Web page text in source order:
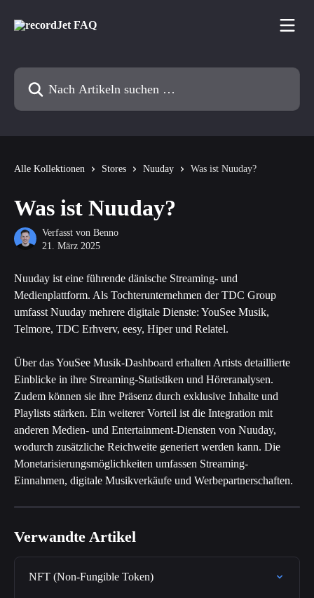
Nach Artikeln suchen …
Alle Kollektionen Stores Nuuday Was ist Nuuday?
Was ist Nuuday?
Verfasst von Benno
21. März 2025
Nuuday ist eine führende dänische Streaming- und
Medienplattform. Als Tochterunternehmen der TDC Group
umfasst Nuuday mehrere digitale Dienste: YouSee Musik,
Telmore, TDC Erhverv, eesy, Hiper und Relatel.
Über das YouSee Musik-Dashboard erhalten Artists detaillierte
Einblicke in ihre Streaming-Statistiken und Höreranalysen.
Zudem können sie ihre Präsenz durch exklusive Inhalte und
Playlists stärken. Ein weiterer Vorteil ist die Integration mit
anderen Medien- und Entertainment-Diensten von Nuuday,
wodurch zusätzliche Reichweite generiert werden kann. Die
Monetarisierungsmöglichkeiten umfassen Streaming-
Einnahmen, digitale Musikverkäufe und Werbepartnerschaften.
Verwandte Artikel
NFT (Non-Fungible Token)